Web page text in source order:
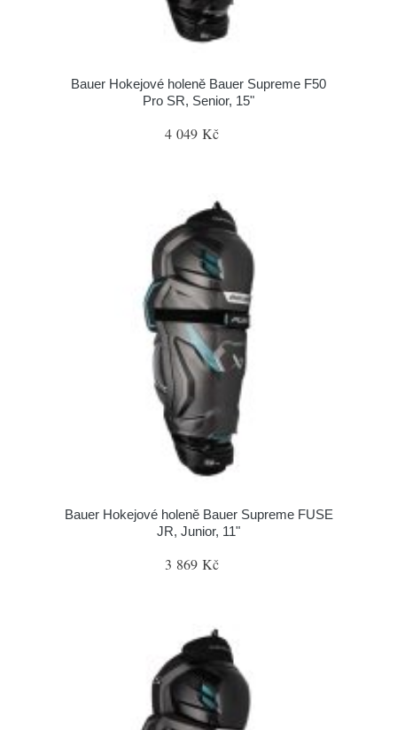
Bauer Hokejové holeně Bauer Supreme F50
Pro SR, Senior, 15"
4 049 Kč
Bauer Hokejové holeně Bauer Supreme FUSE
JR, Junior, 11"
3 869 Kč